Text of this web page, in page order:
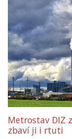
Metrostav DIZ
zbaví ji i rtuti